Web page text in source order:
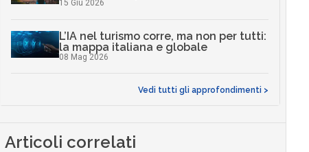
15 Giu 2026
L’IA nel turismo corre, ma non per tutti:
la mappa italiana e globale
08 Mag 2026
Vedi tutti gli approfondimenti >
Articoli correlati